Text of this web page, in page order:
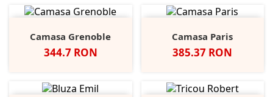
Camasa Grenoble
Pret
344.7 RON
Camasa Paris
Pret
385.37 RON